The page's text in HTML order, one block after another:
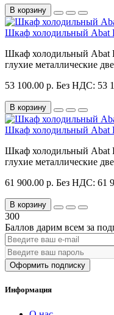
В корзину
Шкаф холодильный
Шкаф холодильный Abat
глухие металлические
53 100.00 р. Без НДС: 53
В корзину
Шкаф холодильный
Шкаф холодильный Abat
глухие металлические
61 900.00 р. Без НДС: 61
В корзину
300
Баллов дарим всем за
Оформить подписку
Информация